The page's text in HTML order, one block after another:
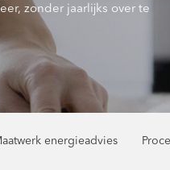
zonder jaarlijks over te
energieadvies